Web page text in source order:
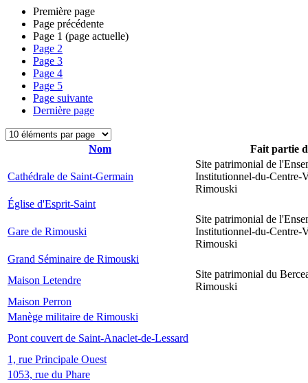
Première page
Page précédente
Page 1 (page actuelle)
Page 2
Page 3
Page 4
Page 5
Page suivante
Dernière page
Nom Fait partie
Cathédrale de Saint-Germain
Site patrimonial de
Institutionnel-du-Centre-
Rimouski
Église d'Esprit-Saint
Gare de Rimouski
Site patrimonial de
Institutionnel-du-Centre-
Rimouski
Grand Séminaire de Rimouski
Maison Letendre
Site patrimonial du
Rimouski
Maison Perron
Manège militaire de Rimouski
Pont couvert de Saint-Anaclet-de-Lessard
1, rue Principale Ouest
1053, rue du Phare